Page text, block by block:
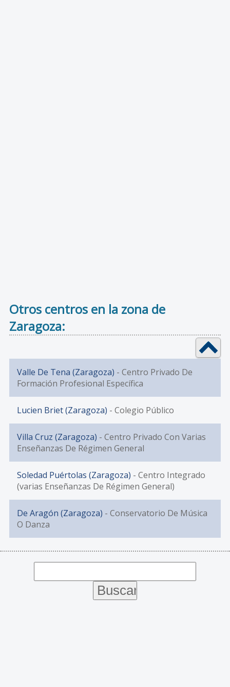
Otros centros en la zona de
Zaragoza:
Valle De Tena (Zaragoza) - Centro Privado De
Formación Profesional Específica
Lucien Briet (Zaragoza) - Colegio Público
Villa Cruz (Zaragoza) - Centro Privado Con Varias
Enseñanzas De Régimen General
Soledad Puértolas (Zaragoza) - Centro Integrado
(varias Enseñanzas De Régimen General)
De Aragón (Zaragoza) - Conservatorio De Música
O Danza